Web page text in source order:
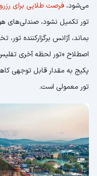
می‌شود، فرصت طلایی برای
تور تکمیل نشود، صندلی‌های
بماند، آژانس برگزارکننده
اصطلاح «تور لحظه آخری
پکیج به مقدار قابل توجهی
تور معمولی است.